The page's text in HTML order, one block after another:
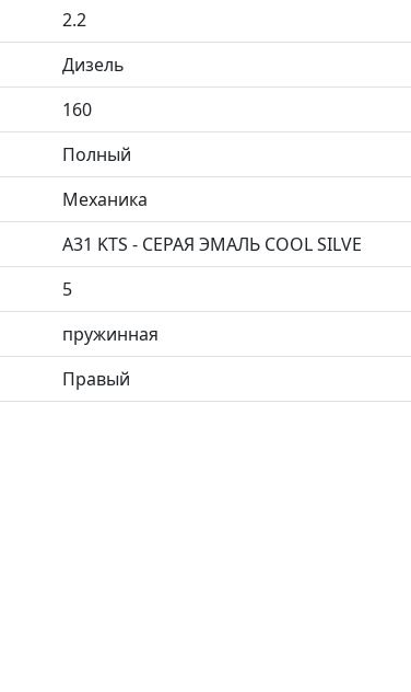
2.2
Дизель
160
Полный
Механика
A31 KTS - СЕРАЯ ЭМАЛЬ COOL SILVE
5
пружинная
Правый